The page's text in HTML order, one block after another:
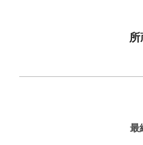
所
最